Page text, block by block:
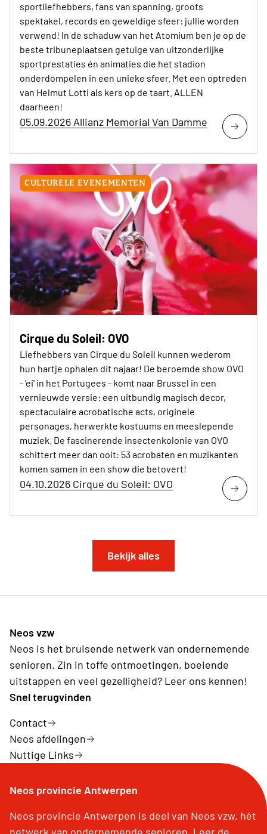
sportliefhebbers, fans van spanning, groots
spektakel, records en geweldige sfeer: jullie worden
verwend! In de schaduw van het Atomium ben je op de
beste tribuneplaatsen getuige van uitzonderlijke
sportprestaties én animaties die het stadion
onderdompelen in een unieke sfeer. Met een optreden
van Helmut Lotti als kers op de taart. ALLEN
daarheen!
05.09.2026 Allianz Memorial Van Damme
CULTURELE EVENEMENTEN
Cirque du Soleil: OVO
Liefhebbers van Cirque du Soleil kunnen wederom
hun hartje ophalen dit najaar! De beroemde show OVO
- 'ei' in het Portugees - komt naar Brussel in een
vernieuwde versie: een uitbundig magisch decor,
spectaculaire acrobatische acts, originele
personages, herwerkte kostuums en meeslepende
muziek. De fascinerende insectenkolonie van OVO
schittert meer dan ooit: 53 acrobaten en muzikanten
komen samen in een show die betovert!
04.10.2026 Cirque du Soleil: OVO
Bekijk alles
Neos vzw
Neos is het bruisende netwerk van ondernemende
senioren. Zin in toffe ontmoetingen, boeiende
uitstappen en veel gezelligheid? Leer ons kennen!
Snel terugvinden
Contact
Neos afdelingen
Nuttige Links
Neos provincie Antwerpen
Neos provincie Antwerpen is deel van Neos vzw, hét